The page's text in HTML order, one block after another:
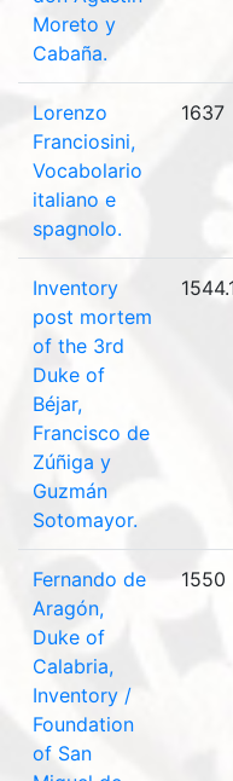
Moreto y
Cabaña.
Lorenzo
Franciosini,
Vocabolario
italiano e
spagnolo.
1637
Inventory
post mortem
of the 3rd
Duke of
Béjar,
Francisco de
Zúñiga y
Guzmán
Sotomayor.
Fernando de
Aragón,
Duke of
Calabria,
Inventory /
Foundation
of San
1550